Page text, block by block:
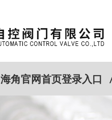
海角官网首页登录入口
Cv计算器